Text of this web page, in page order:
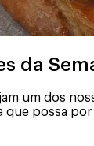
da
um dos
que possa